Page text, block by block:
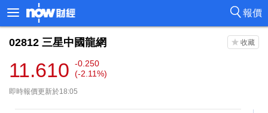
報價
02812 三星中國龍網
11.610
-0.250
(-2.11%)
即時報價更新於18:05